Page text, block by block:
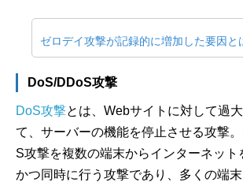
ゼロデイ攻撃が記録的に増加した要因と
DoS/DDoS攻撃
DoS攻撃とは、Webサイトに対して過
て、サーバーの機能を停止させる攻撃。
S攻撃を複数の端末からインターネット
かつ同時に行う攻撃であり、多くの端